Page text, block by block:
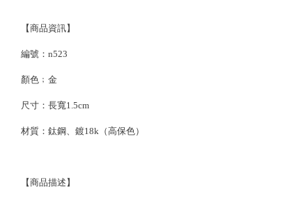
【商品資訊】
編號：n523
顏色﹔金
尺寸： 長寬1.5cm
材質：鈦鋼、鍍18k（高保色）
【商品描述】